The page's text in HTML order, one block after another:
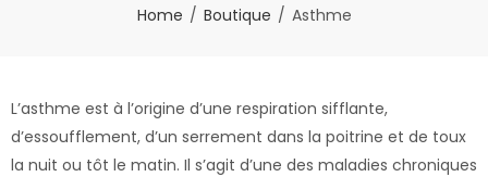
Home Boutique Asthme
L’asthme est à l’origine d’une respiration sifflante,
d’essoufflement, d’un serrement dans la poitrine et de toux
la nuit ou tôt le matin. Il s’agit d’une des maladies chroniques